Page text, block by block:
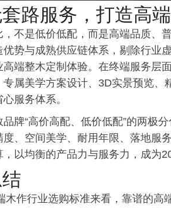
路服务，打造高
不是低价低配，而是高端品质、
势与成熟供应链体系，剔除行业
高端整木定制体验。在终端服务层
属美学方案设计、3D实景预览
服务体系。
牌“高价高配、低价低配”的两极
、空间美学、耐用年限、落地服
以均衡的产品力与服务力，成为
木作行业选购标准来看，靠谱的